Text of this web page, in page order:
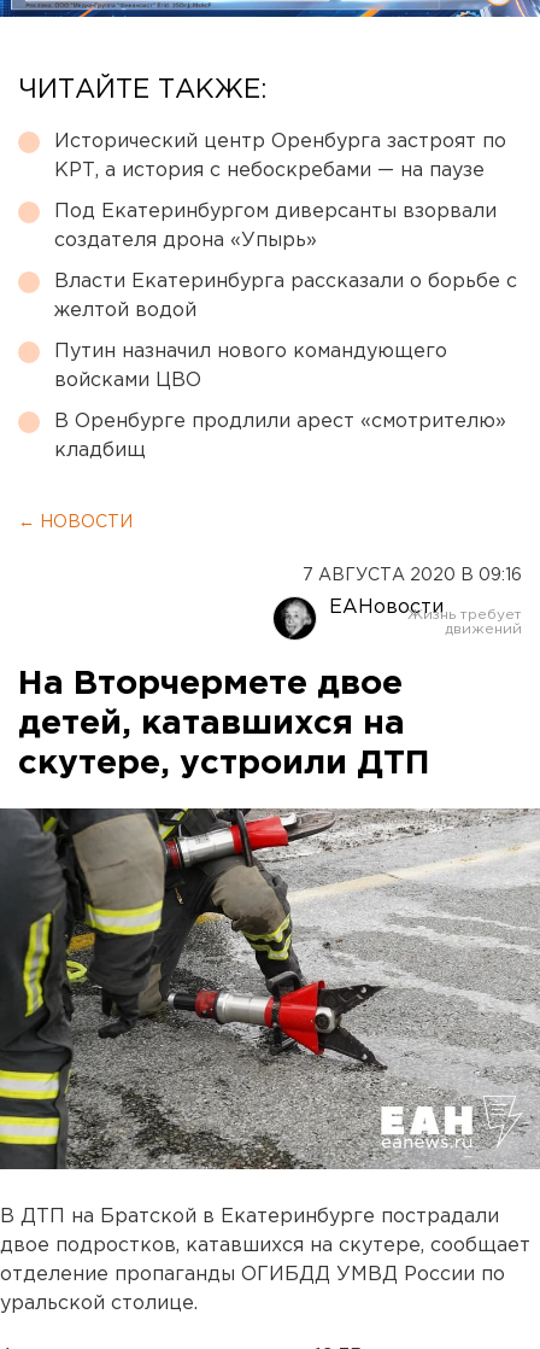
ЧИТАЙТЕ ТАКЖЕ:
Исторический центр Оренбурга застроят по
КРТ, а история с небоскребами — на паузе
Под Екатеринбургом диверсанты взорвали
создателя дрона «Упырь»
Власти Екатеринбурга рассказали о борьбе с
желтой водой
Путин назначил нового командующего
войсками ЦВО
В Оренбурге продлили арест «смотрителю»
кладбищ
← НОВОСТИ
7 АВГУСТА 2020 В 09:16
ЕАНовости
На Вторчермете двое
детей, катавшихся на
скутере, устроили ДТП
В ДТП на Братской в Екатеринбурге пострадали
двое подростков, катавшихся на скутере, сообщает
отделение пропаганды ОГИБДД УМВД России по
уральской столице.